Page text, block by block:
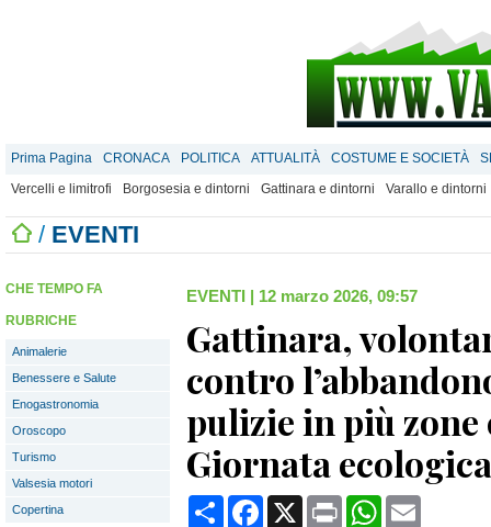
Prima Pagina CRONACA POLITICA ATTUALITÀ COSTUME E SOCIETÀ
Vercelli e limitrofi
Borgosesia e dintorni Gattinara e dintorni Varallo e dintorni
/ EVENTI
CHE TEMPO FA
RUBRICHE
Animalerie
Benessere e Salute
Enogastronomia
Oroscopo
Turismo
Valsesia motori
Copertina
EVENTI | 12 marzo 2026, 09:57
Gattinara,
contro
pulizie in più zone
Giornata
CondividiFacebook
X Print WhatsApp